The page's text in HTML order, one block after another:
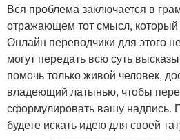
Вся проблема заключается в
отражающем тот смысл,
Онлайн переводчики для этого
могут передать всю суть
помочь только живой человек,
владеющий латынью, чтобы
сформулировать вашу надпись.
будете искать идею для своей